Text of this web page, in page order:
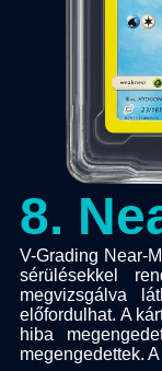
8.
V-Grading Near-
sérülésekkel
megvizsgálva
előfordulhat. A
hiba
megengedettek.